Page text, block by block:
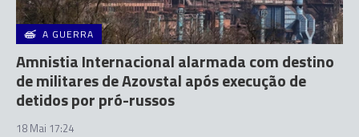
A GUERRA
Amnistia Internacional alarmada com destino
de militares de Azovstal após execução de
detidos por pró-russos
18 Mai 17:24